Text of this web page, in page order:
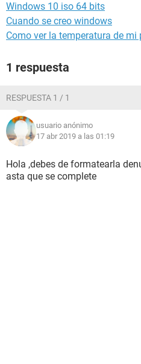
Windows 10 iso 64 bits
Cuando se creo windows
Como ver la temperatura de mi
1 respuesta
RESPUESTA 1 / 1
usuario anónimo
17 abr 2019 a las 01:19
Hola ,debes de formatearla
asta que se complete